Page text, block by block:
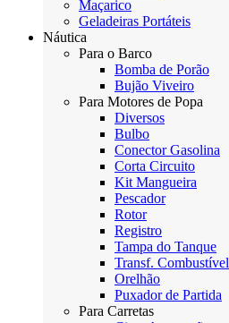
Maçarico
Geladeiras Portáteis
Náutica
Para o Barco
Bomba de Porão
Bujão Viveiro
Para Motores de Popa
Diversos
Bulbo
Conector Gasolina
Corta Circuito
Kit Mangueira
Pescador
Rotor
Registro
Tampa do Tanque
Transf. Combustível
Orelhão
Puxador de Partida
Para Carretas